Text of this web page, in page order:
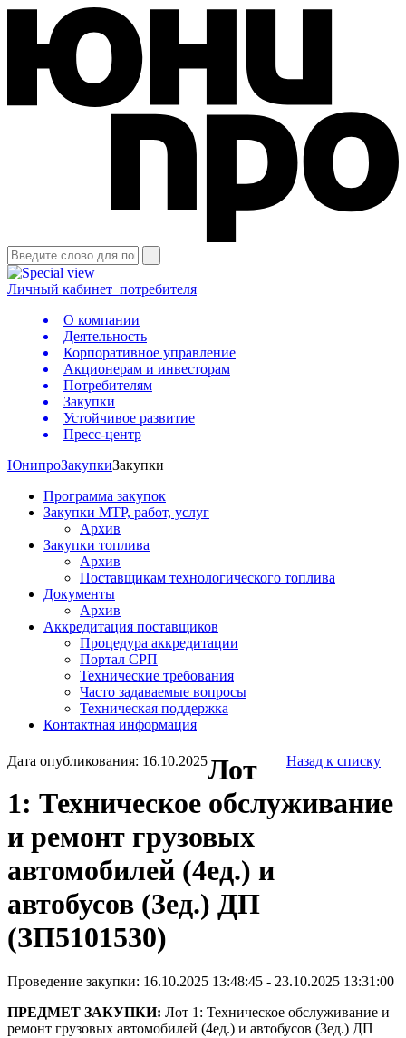
Личный кабинет потребителя
О компании
Деятельность
Корпоративное управление
Акционерам и инвесторам
Потребителям
Закупки
Устойчивое развитие
Пресс-центр
ЮнипроЗакупкиЗакупки
Программа закупок
Закупки МТР, работ, услуг
Архив
Закупки топлива
Архив
Поставщикам технологического топлива
Документы
Архив
Аккредитация поставщиков
Процедура аккредитации
Портал СРП
Технические требования
Часто задаваемые вопросы
Техническая поддержка
Контактная информация
Дата опубликования: 16.10.2025 Назад к списку
Лот
1: Техническое обслуживание
и ремонт грузовых
автомобилей (4ед.) и
автобусов (3ед.) ДП
(ЗП5101530)
Проведение закупки: 16.10.2025 13:48:45 - 23.10.2025 13:31:00
ПРЕДМЕТ ЗАКУПКИ: Лот 1: Техническое обслуживание и
ремонт грузовых автомобилей (4ед.) и автобусов (3ед.) ДП